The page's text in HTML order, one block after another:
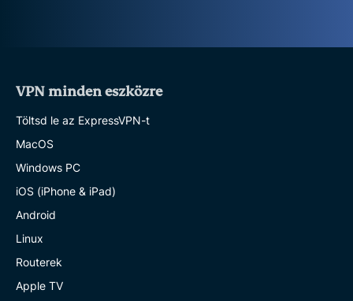
VPN minden eszközre
Töltsd le az ExpressVPN-t
MacOS
Windows PC
iOS (iPhone & iPad)
Android
Linux
Routerek
Apple TV